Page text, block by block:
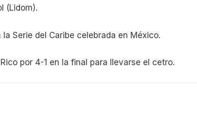
(Lidom).
Serie del Caribe celebrada en México.
por 4-1 en la final para llevarse el cetro.